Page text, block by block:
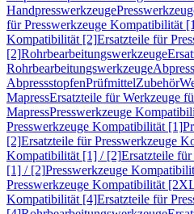
Handpresswerkzeuge
für Presswerkzeuge Kompatibilität
Kompatibilität [2]Ersatzteile für
[2]Rohrbearbeitungswerkzeuge
Rohrbearbeitungswerkzeuge
AbpressstopfenPrüfmittelZubehör
MapressErsatzteile für Werkzeuge
MapressPresswerkzeuge
Presswerkzeuge Kompatibilität [1]
[2]Ersatzteile für Presswerkzeuge
Kompatibilität [1] / [2]Ersatzteile
[1] / [2]Presswerkzeuge
Presswerkzeuge Kompatibilität
Kompatibilität [4]Ersatzteile für